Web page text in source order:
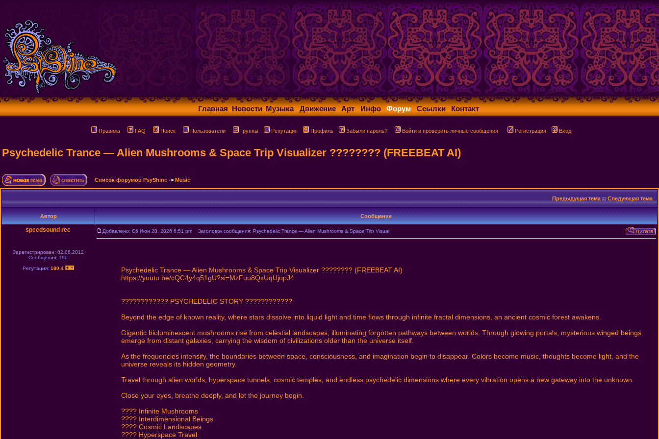
Главная Новости Музыка Движение Арт Инфо Форум Ссылки Контакт
Правила FAQ Поиск Пользователи Группы Репутация Профиль Забыли пароль? Войти и проверить личные сообщения Регистрация Вход
Psychedelic Trance — Alien Mushrooms & Space Trip Visualizer ???????? (FREEBEAT AI)
Список форумов PsyShine -> Music
Предыдущая тема :: Следующая тема
Автор Сообщение
speedsound rec
Зарегистрирован: 02.06.2012
Сообщения: 190
Репутация: 180.4
Добавлено: Сб Июн 20, 2026 6:51 pm Заголовок сообщения: Psychedelic Trance — Alien Mushrooms & Space Trip Visual
Psychedelic Trance — Alien Mushrooms & Space Trip Visualizer ???????? (FREEBEAT AI)
https://youtu.be/cQC4y4q51gU?si=MzFuu8QxUqUjupJ4
???????????? PSYCHEDELIC STORY ????????????
Beyond the edge of known reality, where stars dissolve into liquid light and time flows through infinite fractal dimensions, an ancient cosmic forest awakens.
Gigantic bioluminescent mushrooms rise from celestial landscapes, illuminating forgotten pathways between worlds. Through glowing portals, mysterious winged beings
emerge from distant galaxies, carrying the wisdom of civilizations older than the universe itself.
As the frequencies intensify, the boundaries between space, consciousness, and imagination begin to disappear. Colors become music, thoughts become light, and the
universe reveals its hidden geometry.
Travel through alien worlds, hyperspace tunnels, cosmic temples, and endless psychedelic dimensions where every vibration opens a new gateway into the unknown.
Close your eyes, breathe deeply, and let the journey begin.
???? Infinite Mushrooms
???? Interdimensional Beings
???? Cosmic Landscapes
???? Hyperspace Travel